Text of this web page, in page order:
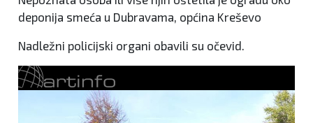
deponija smeća u Dubravama, općina Kreševo
Nadležni policijski organi obavili su očevid.